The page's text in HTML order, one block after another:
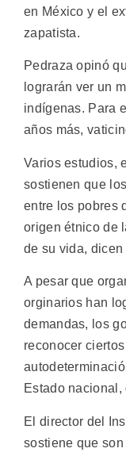
en México y el
zapatista.
Pedraza opinó
lograrán ver un
indígenas. Para
años más,
Varios estudios,
sostienen que
entre los pobres
origen étnico de
de su vida,
A pesar que
orginarios han
demandas, los
reconocer
Estado nacional,
El director del
sostiene que